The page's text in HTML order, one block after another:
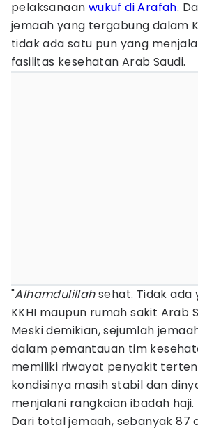
pelaksanaan wukuf di Arafah.
jemaah yang tergabung dalam
tidak ada satu pun yang
fasilitas kesehatan Arab Saudi.
"Alhamdulillahsehat. Tidak ada
KKHI maupun rumah sakit Arab
Meski demikian, sejumlah
dalam pemantauan tim
memiliki riwayat penyakit
kondisinya masih stabil dan
menjalani rangkaian ibadah haji.
Dari total jemaah, sebanyak 87